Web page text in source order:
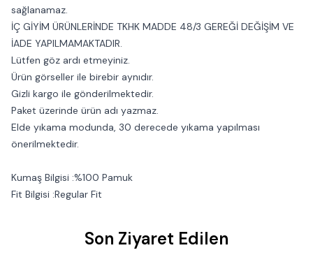
sağlanamaz.
İÇ GİYİM ÜRÜNLERİNDE TKHK MADDE 48/3 GEREĞİ DEĞİŞİM VE
İADE YAPILMAMAKTADIR.
Lütfen göz ardı etmeyiniz.
Ürün görseller ile birebir aynıdır.
Gizli kargo ile gönderilmektedir.
Paket üzerinde ürün adı yazmaz.
Elde yıkama modunda, 30 derecede yıkama yapılması
önerilmektedir.
Kumaş Bilgisi :%100 Pamuk
Fit Bilgisi :Regular Fit
Son Ziyaret Edilen